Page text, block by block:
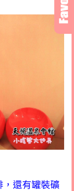
還有罐裝礦